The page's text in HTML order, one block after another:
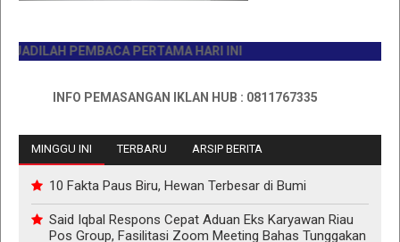
PEMBACA PERTAMA HARI INI
INFO PEMASANGAN IKLAN HUB : 0811767335
MINGGU INI TERBARU ARSIP BERITA
10 Fakta Paus Biru, Hewan Terbesar di Bumi
Said Iqbal Respons Cepat Aduan Eks Karyawan Riau
Pos Group, Fasilitasi Zoom Meeting Bahas Tunggakan